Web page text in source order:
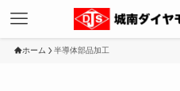
ホーム 半導体部品加工